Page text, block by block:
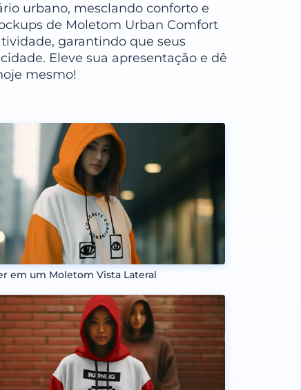
urbano, mesclando conforto e
de Moletom Urban Comfort
garantindo que seus
Eleve sua apresentação e dê
mesmo!
em um Moletom Vista Lateral